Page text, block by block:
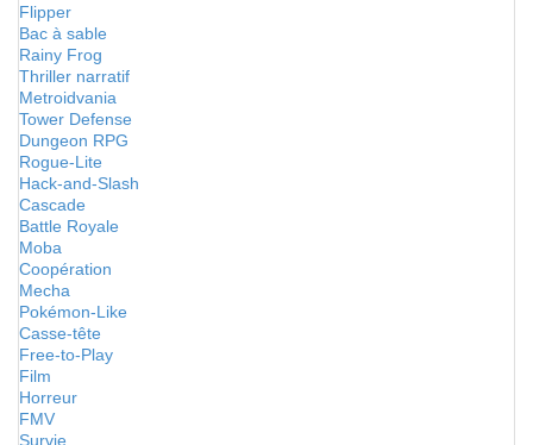
Flipper
Bac à sable
Rainy Frog
Thriller narratif
Metroidvania
Tower Defense
Dungeon RPG
Rogue-Lite
Hack-and-Slash
Cascade
Battle Royale
Moba
Coopération
Mecha
Pokémon-Like
Casse-tête
Free-to-Play
Film
Horreur
FMV
Survie